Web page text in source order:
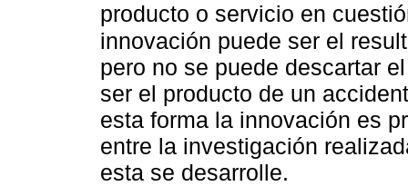
producto o servicio en
innovación puede ser el
pero no se puede descartar
ser el producto de un
esta forma la innovación es
entre la investigación
esta se desarrolle.